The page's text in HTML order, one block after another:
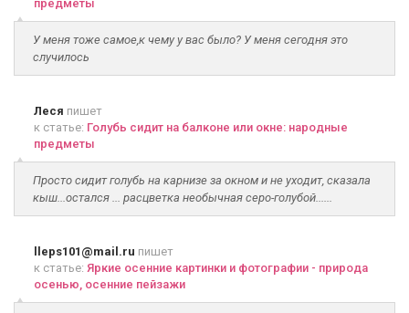
предметы
У меня тоже самое,к чему у вас было? У меня сегодня это
случилось
Леся пишет
к статье: Голубь сидит на балконе или окне: народные
предметы
Просто сидит голубь на карнизе за окном и не уходит, сказала
кыш...остался ... расцветка необычная серо-голубой......
lleps101@mail.ru пишет
к статье: Яркие осенние картинки и фотографии - природа
осенью, осенние пейзажи